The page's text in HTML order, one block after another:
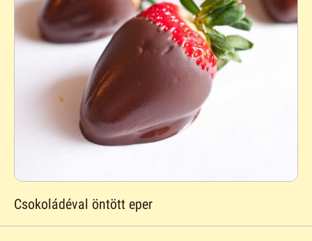
Csokoládéval öntött eper